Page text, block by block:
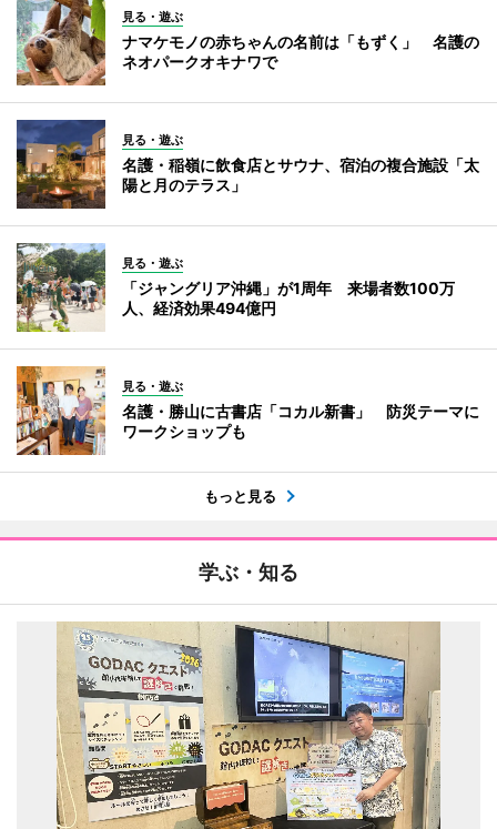
見る・遊ぶ
ナマケモノの赤ちゃんの名前は「もずく」 名護の
ネオパークオキナワで
見る・遊ぶ
名護・稲嶺に飲食店とサウナ、宿泊の複合施設「太
陽と月のテラス」
見る・遊ぶ
「ジャングリア沖縄」が1周年 来場者数100万
人、経済効果494億円
見る・遊ぶ
名護・勝山に古書店「コカル新書」 防災テーマに
ワークショップも
もっと見る
学ぶ・知る